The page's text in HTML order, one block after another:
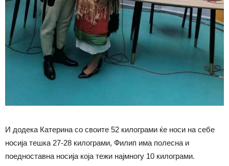
И додека Катерина со своите 52 килограми ќе носи на себе
носија тешка 27-28 килограми, Филип има полесна и
поедноставна носија која тежи најмногу 10 килограми.